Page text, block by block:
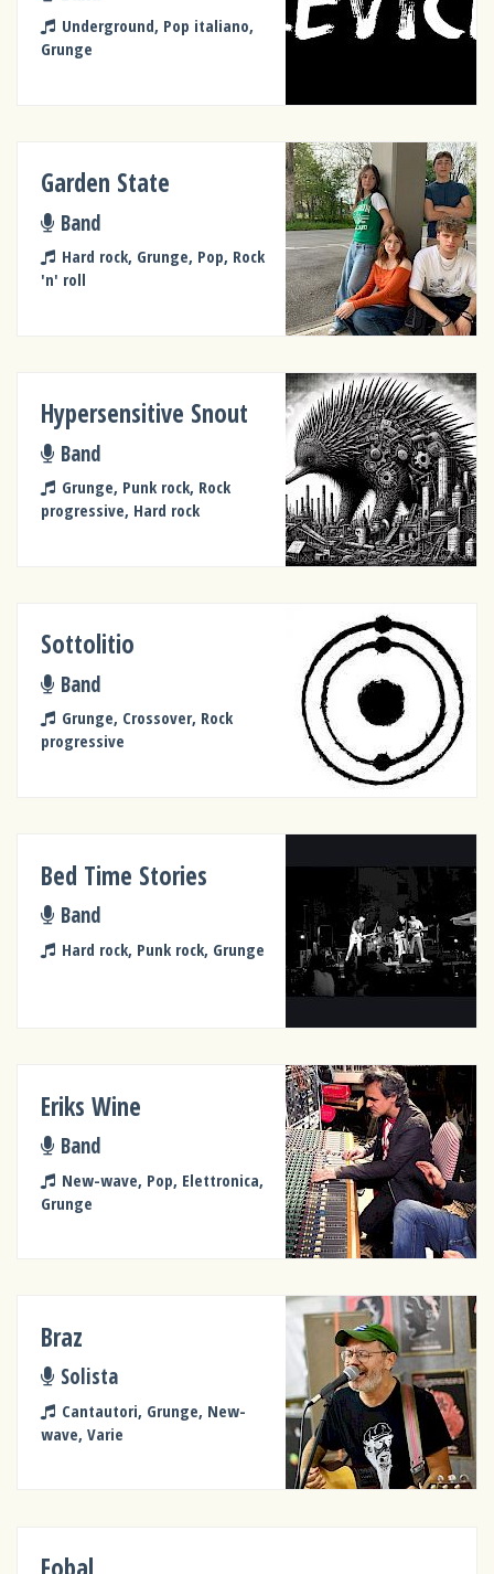
Underground, Pop italiano,
Grunge
Garden State
Band
Hard rock, Grunge, Pop, Rock
'n' roll
Hypersensitive Snout
Band
Grunge, Punk rock, Rock
progressive, Hard rock
Sottolitio
Band
Grunge, Crossover, Rock
progressive
Bed Time Stories
Band
Hard rock, Punk rock, Grunge
Eriks Wine
Band
New-wave, Pop, Elettronica,
Grunge
Braz
Solista
Cantautori, Grunge, New-
wave, Varie